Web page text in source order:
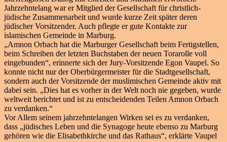
Jahrzehntelang war er Mitglied der Gesellschaft für christlich-
jüdische Zusammenarbeit und wurde kurze Zeit später deren
jüdischer Vorsitzender. Auch pflegte er gute Kontakte zur
islamischen Gemeinde in Marburg.
„Amnon Orbach hat die Marburger Gesellschaft beim Fertigstellen,
beim Schreiben der letzten Buchstaben der neuen Torarolle voll
eingebunden“, erinnerte sich der Jury-Vorsitzende Egon Vaupel. So
konnte nicht nur der Oberbürgermeister für die Stadtgesellschaft,
sondern auch der Vorsitzende der muslimischen Gemeinde aktiv mit
dabei sein. „Dies hat es vorher in der Welt noch nie gegeben, wurde
weltweit berichtet und ist zu entscheidenden Teilen Amnon Orbach
zu verdanken.“
Vor Allem seinem jahrzehntelangen Wirken sei es zu verdanken,
dass „jüdisches Leben und die Synagoge heute ebenso zu Marburg
gehören wie die Elisabethkirche und das Rathaus“, erklärte Vaupel